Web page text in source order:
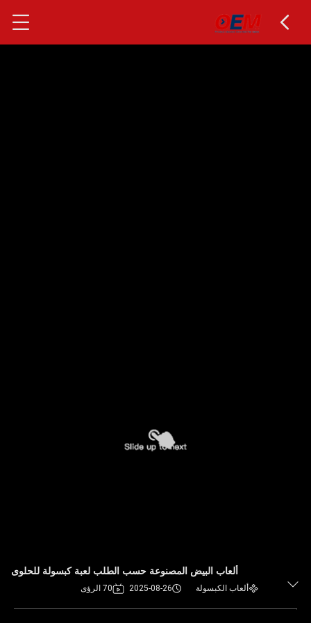
ألعاب البيض المصنوعة حسب الطلب لعبة كبسولة للحلوى
ألعاب الكبسولة 2025-08-26 70 الرؤى